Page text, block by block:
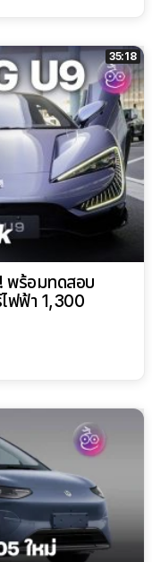
35:18
พร้อมทดสอบ
ฟฟ้า 1,300